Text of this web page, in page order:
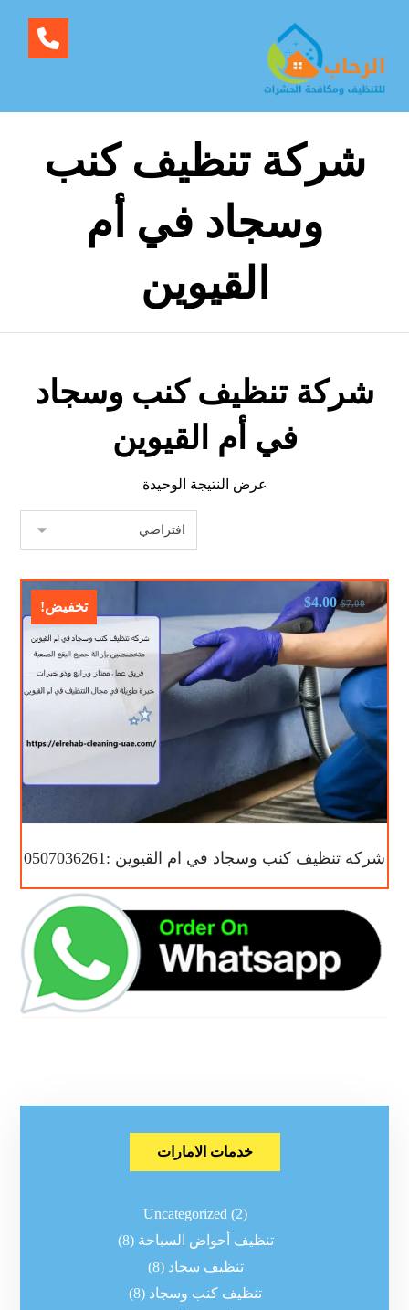
شركة تنظيف كنب
وسجاد في أم
القيوين
شركة تنظيف كنب وسجاد
في أم القيوين
عرض النتيجة الوحيدة
تخفيض!
شركه تنظيف كنب وسجاد في ام القيوين :0507036261
$7.00
$4.00
خدمات الامارات
Uncategorized (2)
تنظيف أحواض السباحة (8)
تنظيف سجاد (8)
تنظيف كنب وسجاد (8)